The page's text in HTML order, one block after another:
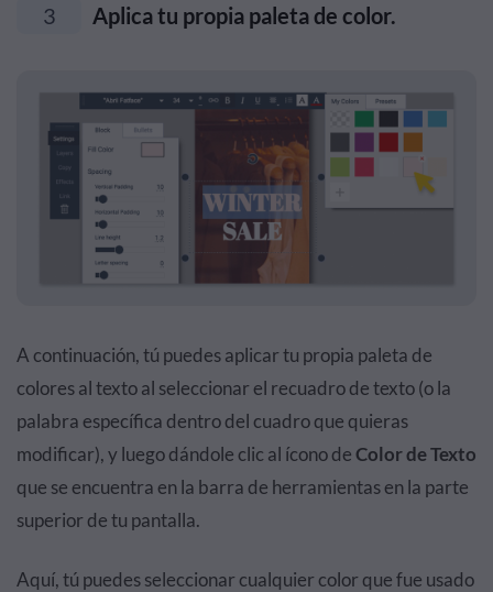
3 Aplica tu propia paleta de color.
A continuación, tú puedes aplicar tu propia paleta de
colores al texto al seleccionar el recuadro de texto (o la
palabra específica dentro del cuadro que quieras
modificar), y luego dándole clic al ícono deColor de Texto
que se encuentra en la barra de herramientas en la parte
superior de tu pantalla.
Aquí, tú puedes seleccionar cualquier color que fue usado